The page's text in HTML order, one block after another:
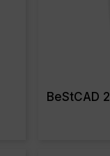
BeStCAD